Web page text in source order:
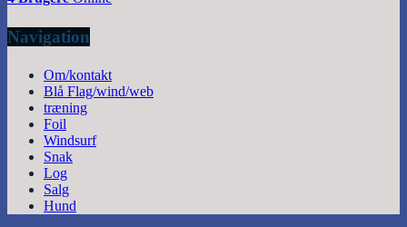
Navigation
Om/kontakt
Blå Flag/wind/web
træning
Foil
Windsurf
Snak
Log
Salg
Hund